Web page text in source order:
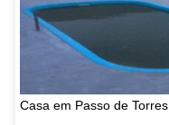
Casa em Passo de Torres